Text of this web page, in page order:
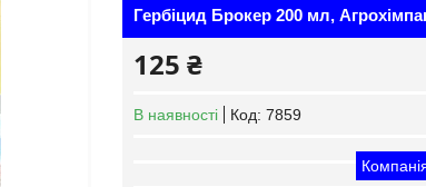
Гербіцид Брокер 200 мл,
125 ₴
В наявності Код: 7859